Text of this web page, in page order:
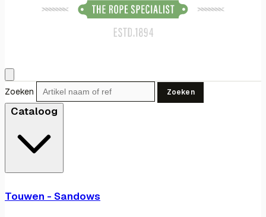
Zoeken Zoeken
Cataloog
Touwen - Sandows